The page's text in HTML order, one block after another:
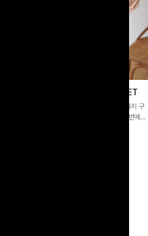
필딩버튼 카라블라우스+와이드팬츠SET
[SET PICK]버튼 카라 블라우스와 팬츠, 스트랩까지 구
성된 활용도 높은 3종 세트 🤍 코디 걱정 없이 한 번에